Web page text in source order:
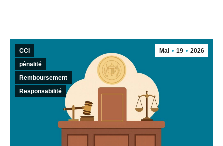
Mai 19 2026
CCI
pénalité
Remboursement
Responsabilité